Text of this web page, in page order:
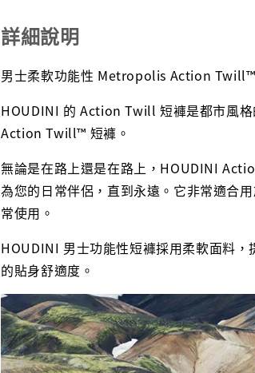
詳細說明
男士柔軟功能性 Metropolis Action
HOUDINI 的 Action Twill 短褲是都市風
Action Twill™ 短褲。
無論是在路上還是在路上，HOUDINI
為您的日常伴侶，直到永遠。它非常適合
常使用。
HOUDINI 男士功能性短褲採用柔軟面料，
的貼身舒適度。